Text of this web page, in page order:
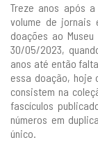
Treze anos após
volume de jornais
doações ao
30/05/2023,
anos até então
essa doação, hoje
consistem na
fascículos
números em
único.